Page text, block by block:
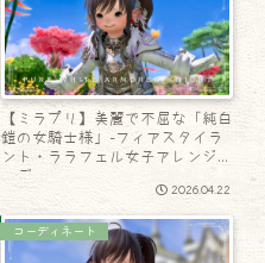
【ミラプリ】美麗で不屈な「純白
鎧の女騎士様」-フィアスタイラ
ント・ララフェル女子アレンジコ
ーデ
2026.04.22
コーディネート